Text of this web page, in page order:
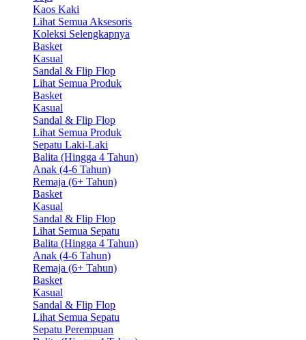
Kaos Kaki
Lihat Semua Aksesoris
Koleksi Selengkapnya
Basket
Kasual
Sandal & Flip Flop
Lihat Semua Produk
Basket
Kasual
Sandal & Flip Flop
Lihat Semua Produk
Sepatu Laki-Laki
Balita (Hingga 4 Tahun)
Anak (4-6 Tahun)
Remaja (6+ Tahun)
Basket
Kasual
Sandal & Flip Flop
Lihat Semua Sepatu
Balita (Hingga 4 Tahun)
Anak (4-6 Tahun)
Remaja (6+ Tahun)
Basket
Kasual
Sandal & Flip Flop
Lihat Semua Sepatu
Sepatu Perempuan